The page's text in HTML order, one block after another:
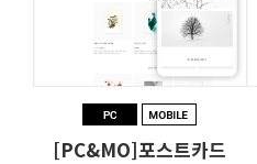
[PC&MO]포스트카드